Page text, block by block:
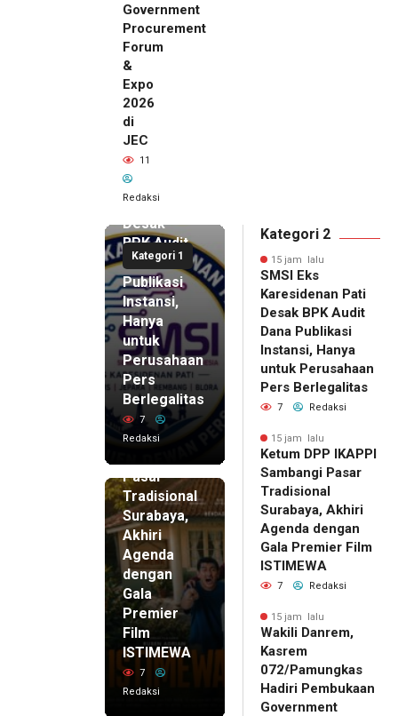
Government
Procurement
Forum
&
Expo
2026
di
JEC
11
Redaksi
Kategori 1
15 jam lalu
SMSI Eks
Karesidenan
Pati
Desak
BPK Audit
Dana
Publikasi
Instansi,
Hanya
untuk
Perusahaan
Pers
Berlegalitas
7
Redaksi
15 jam lalu
Ketum
DPP
IKAPPI
Pasar
Tradisional
Surabaya,
Akhiri
Agenda
dengan
Gala
Premier
Film
ISTIMEWA
7
Redaksi
Kategori 2
15 jam lalu
SMSI Eks
Karesidenan Pati
Desak BPK Audit
Dana Publikasi
Instansi, Hanya
untuk Perusahaan
Pers Berlegalitas
7 Redaksi
15 jam lalu
Ketum DPP IKAPPI
Sambangi Pasar
Tradisional
Surabaya, Akhiri
Agenda dengan
Gala Premier Film
ISTIMEWA
7 Redaksi
15 jam lalu
Wakili Danrem,
Kasrem
072/Pamungkas
Hadiri Pembukaan
Government